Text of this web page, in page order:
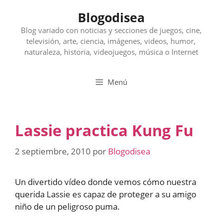
contenido
Blogodisea
Blog variado con noticias y secciones de juegos, cine,
televisión, arte, ciencia, imágenes, videos, humor,
naturaleza, historia, videojuegos, música o Internet
Menú
Lassie practica Kung Fu
2 septiembre, 2010 por Blogodisea
Un divertido vídeo donde vemos cómo nuestra
querida Lassie es capaz de proteger a su amigo
niño de un peligroso puma.